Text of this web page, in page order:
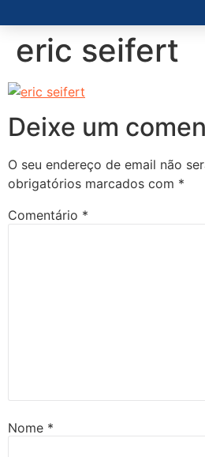
eric seifert
Deixe um
O seu endereço de email não
obrigatórios marcados com *
Comentário *
Nome *